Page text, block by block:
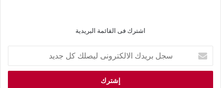
اشترك فى القائمة البريدية